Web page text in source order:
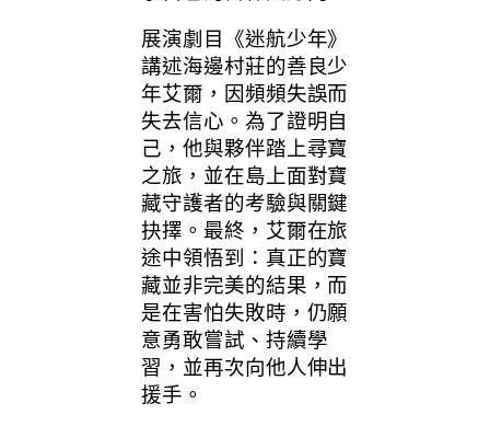
展演劇目《迷航少年》
講述海邊村莊的善良少
年艾爾，因頻頻失誤而
失去信心。為了證明自
己，他與夥伴踏上尋寶
之旅，並在島上面對寶
藏守護者的考驗與關鍵
抉擇。最終，艾爾在旅
途中領悟到：真正的寶
藏並非完美的結果，而
是在害怕失敗時，仍願
意勇敢嘗試、持續學
習，並再次向他人伸出
援手。